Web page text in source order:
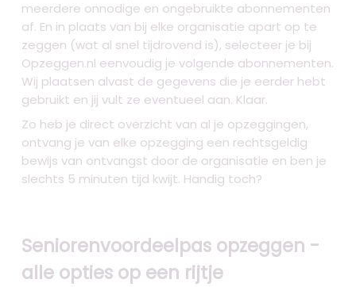
meerdere onnodige en ongebruikte abonnementen
af. En in plaats van bij elke organisatie apart op te
zeggen (wat al snel tijdrovend is), selecteer je bij
Opzeggen.nl eenvoudig je volgende abonnementen.
Wij plaatsen alvast de gegevens die je eerder hebt
gebruikt en jij vult ze eventueel aan. Klaar.
Zo heb je direct overzicht van al je opzeggingen,
ontvang je van elke opzegging een rechtsgeldig
bewijs van ontvangst door de organisatie en ben je
slechts 5 minuten tijd kwijt. Handig toch?
Seniorenvoordeelpas opzeggen -
alle opties op een rijtje